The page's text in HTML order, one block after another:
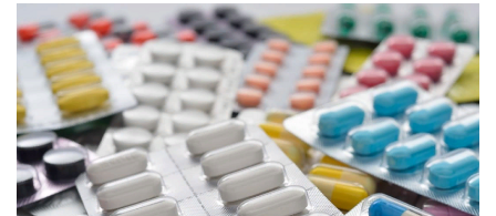
в
и
г
а
ц
и
ю